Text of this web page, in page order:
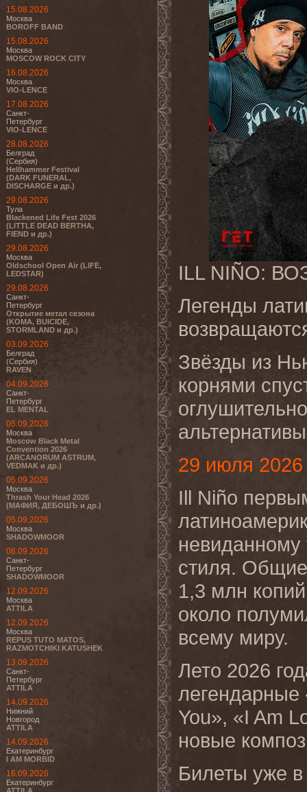
15.08.2026
Москва
BOROFF BAND
15.08.2026
Москва
MOSCOW ROCK CITY
16.08.2026
Москва
VIO-LENCE
17.08.2026
Санкт-
Петербург
VIO-LENCE
28.08.2026
Белград
(Сербия)
Hellhammer Festival
(DARK FUNERAL,
DISCHARGE и др.)
29.08.2026
Тула
Blackened Life Fest 2026
(LITTLE DEAD BERTHA,
FIEND и др.)
29.08.2026
Москва
Oldschool Open Air (LIFE,
LEDSTAR)
29.08.2026
Санкт-
Петербург
Открытие метал сезона
(KOMA, BUICIDE,
STORMLAND и др.)
03.09.2026
Белград
(Сербия)
RAVEN
04.09.2026
Санкт-
Петербург
EL MENTAL
05.09.2026
Москва
Moscow Black Metal
Convention 2026
(ARCANORUM ASTRUM,
VEDMAK и др.)
05.09.2026
Москва
Thrash Your Head 2026
(МАФИЯ, ДЕБОШЪ и др.)
05.09.2026
Москва
SHADOWMOOR
06.09.2026
Санкт-
Петербург
SHADOWMOOR
12.09.2026
Москва
ATTILA
12.09.2026
Москва
REPUS TUTO MATOS,
RAZMOTCHIKI KATUSHEK
13.09.2026
Санкт-
Петербург
ATTILA
14.09.2026
Нижний
Новгород
ATTILA
14.09.2026
Екатеринбург
I AM MORBID
16.09.2026
Екатеринбург
ILL NIÑO:
Легенды
Звёзды из
корнями
29 июля
Ill Niño
стиля.
1,3 млн
около
всему миру.
Лето 2026
легендарные
You», «I Am
новые
Билеты уже